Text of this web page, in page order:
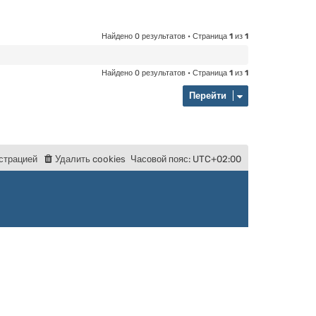
Найдено 0 результатов • Страница 1 из 1
Найдено 0 результатов • Страница 1 из 1
Перейти
Часовой пояс: UTC+02:00
Удалить cookies
трацией